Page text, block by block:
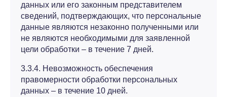
данных или его законным представителем
сведений, подтверждающих, что персональные
данные являются незаконно полученными или
не являются необходимыми для заявленной
цели обработки – в течение 7 дней.
3.3.4. Невозможность обеспечения
правомерности обработки персональных
данных – в течение 10 дней.